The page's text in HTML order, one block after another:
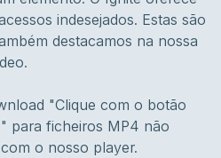
indesejados. Estas são
destacamos na nossa
"Clique com o botão
para ficheiros MP4 não
o nosso player.